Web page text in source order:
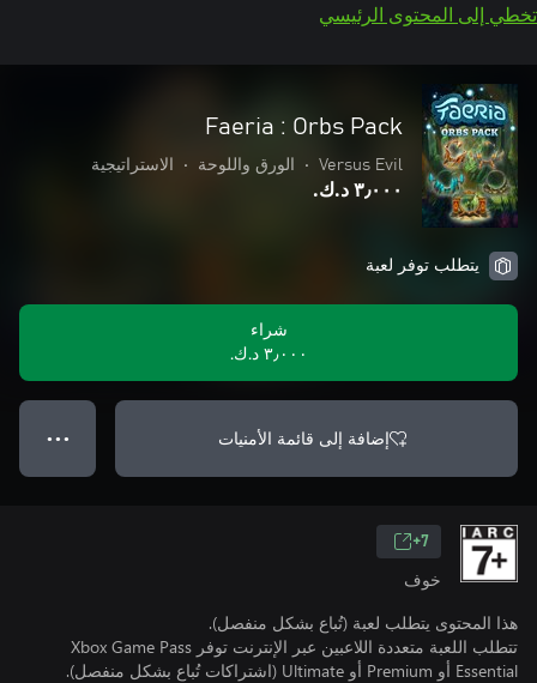
تخطي إلى المحتوى الرئيسي
Faeria : Orbs Pack
Versus Evil
• الورق واللوحة • الاستراتيجية
٣٫٠٠٠ د.ك.‏
يتطلب توفر لعبة
شراء
٣٫٠٠٠ د.ك.‏
إضافة إلى قائمة الأمنيات ● ● ●
7+
خوف
هذا المحتوى يتطلب لعبة (تُباع بشكل منفصل).
تتطلب اللعبة متعددة اللاعبين عبر الإنترنت توفر Xbox Game Pass
Essential أو Premium أو Ultimate (اشتراكات تُباع بشكل منفصل).